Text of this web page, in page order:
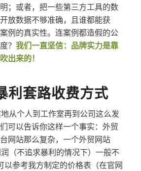
；或者，把一些第三方工具的数
放数据不够准确，且谁都能获
例的真实性。连案例都造假的公
？ 我们一直坚信：品牌实力是靠
出来的！
利套路收费方式
从个人到工作室再到公司这么发
可以告诉你这样一个事实：外贸
网站那么复杂，一个外贸网站
（不追求暴利的情况下）一般不
以参考我方制定的价格表（在官网